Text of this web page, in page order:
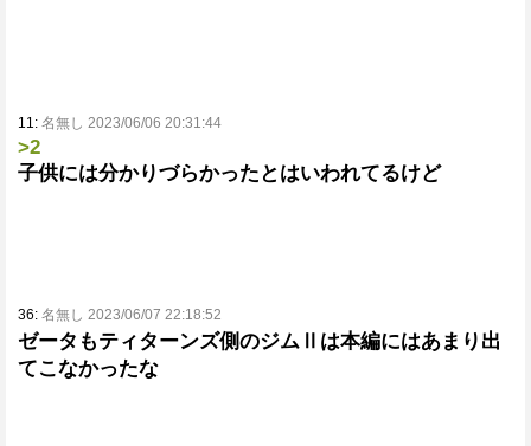
11: 名無し 2023/06/06 20:31:44
>2
子供には分かりづらかったとはいわれてるけど
36: 名無し 2023/06/07 22:18:52
ゼータもティターンズ側のジムⅡは本編にはあまり出
てこなかったな